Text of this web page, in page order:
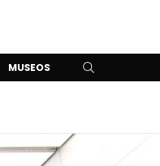
MUSEOS